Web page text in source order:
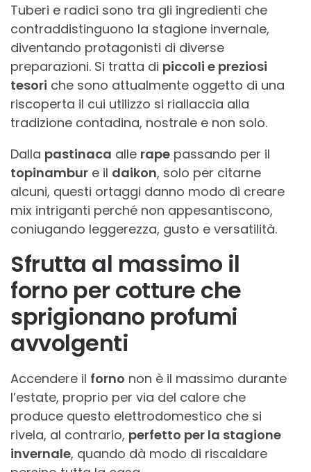
Tuberi e radici sono tra gli ingredienti che
contraddistinguono la stagione invernale,
diventando protagonisti di diverse
preparazioni. Si tratta di piccoli e preziosi
tesori che sono attualmente oggetto di una
riscoperta il cui utilizzo si riallaccia alla
tradizione contadina, nostrale e non solo.
Dalla pastinaca alle rape passando per il
topinambur e il daikon, solo per citarne
alcuni, questi ortaggi danno modo di creare
mix intriganti perché non appesantiscono,
coniugando leggerezza, gusto e versatilità.
Sfrutta al massimo il
forno per cotture che
sprigionano profumi
avvolgenti
Accendere il forno non è il massimo durante
l’estate, proprio per via del calore che
produce questo elettrodomestico che si
rivela, al contrario, perfetto per la stagione
invernale, quando dà modo di riscaldare